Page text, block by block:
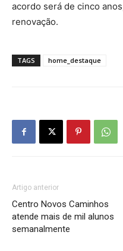
acordo será de cinco
renovação.
TAGS home_destaque
Artigo anterior
Centro Novos Caminhos
atende mais de mil alunos
semanalmente